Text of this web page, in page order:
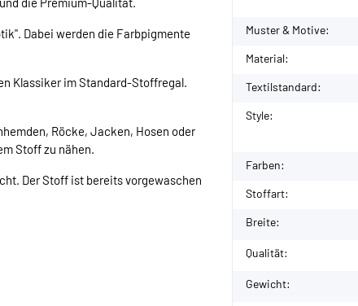
Dabei werden die Farbpigmente
Klassiker im Standard-Stoffregal.
Röcke, Jacken, Hosen oder
Stoff zu nähen.
Der Stoff ist bereits vorgewaschen
Muster & Motive:
Material:
Textilstandard:
Style:
Farben:
Stoffart:
Breite:
Qualität:
Gewicht: